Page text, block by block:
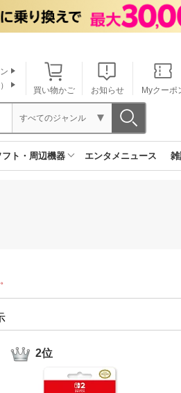
買い物かご お知らせ Myクーポ
すべてのジャンル
フト・周辺機器 エンタメニュース
2位